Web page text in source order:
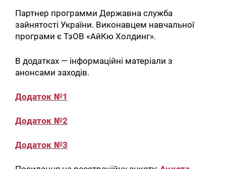
Партнер программи Державна служба
зайнятості України. Виконавцем навчальної
програми є ТзОВ «АйКю Холдинг».
В додатках — інформаційні матеріали з
анонсами заходів.
Додаток №1
Додаток №2
Додаток №3